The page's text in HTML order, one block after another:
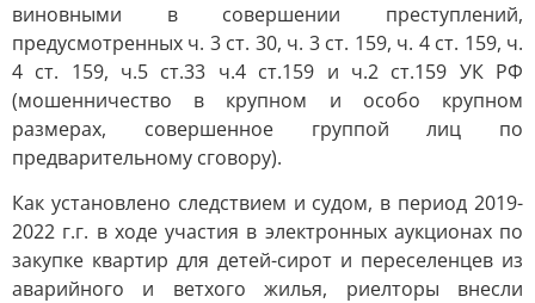
виновными в совершении преступлений,
предусмотренных ч. 3 ст. 30, ч. 3 ст. 159, ч. 4 ст. 159, ч.
4 ст. 159, ч.5 ст.33 ч.4 ст.159 и ч.2 ст.159 УК РФ
(мошенничество в крупном и особо крупном
размерах, совершенное группой лиц по
предварительному сговору).
Как установлено следствием и судом, в период 2019-
2022 г.г. в ходе участия в электронных аукционах по
закупке квартир для детей-сирот и переселенцев из
аварийного и ветхого жилья, риелторы внесли